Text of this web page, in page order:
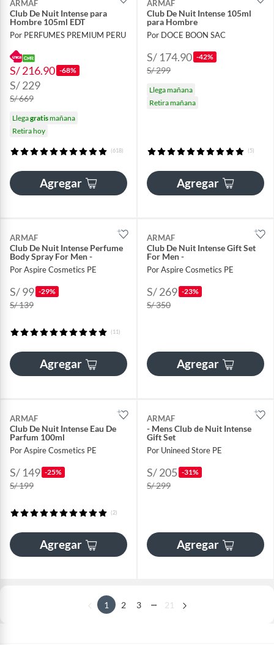
ARMAF
Club De Nuit Intense para
Hombre 105ml EDT
Por PERFUMES PREMIUM PERU
S/ 216.90 -68%
S/ 229
S/ 669
Llegagratismañana
Retira hoy
(618)
Agregar
ARMAF
Club De Nuit Intense 105ml
para Hombre
Por DOCE BOON SAC
S/ 174.90 -42%
S/ 299
Llega mañana
Retira mañana
(5)
Agregar
ARMAF
Club De Nuit Intense Perfume
Body Spray For Men -
Por Aspire Cosmetics PE
S/ 99 -29%
S/ 139
(11)
Agregar
ARMAF
Club De Nuit Intense Gift Set
For Men -
Por Aspire Cosmetics PE
S/ 269 -23%
S/ 350
Agregar
ARMAF
Club De Nuit Intense Eau De
Parfum 100ml
Por Aspire Cosmetics PE
S/ 149 -25%
S/ 199
(2)
Agregar
ARMAF
- Mens Club de Nuit Intense
Gift Set
Por Unineed Store PE
S/ 205 -31%
S/ 299
Agregar
1 2 3 21